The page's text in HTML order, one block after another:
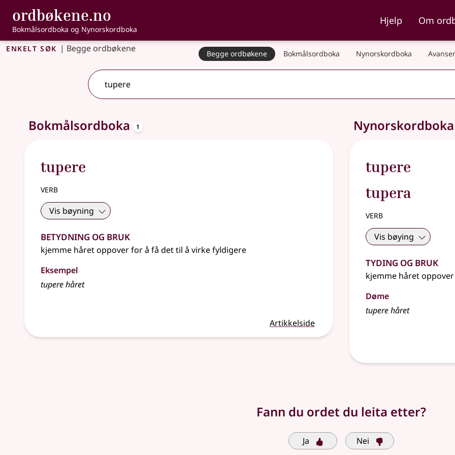
Gå til hovudinnhald
Tilgjenge
ordbøkene.no , Bokmålsordboka og Nynorskordboka
Bokmålsordboka og Nynorskordboka
Hjelp Om
Enkelt søk | Begge ordbøkene Begge ordbøkene Bokmålsordboka Nynorskordboka
Bokmålsordboka 1
tupere
verb
Vis bøyning
Betydning og bruk
kjemme håret oppover for å få det til å virke fyldigere
Eksempel
tupere håret
Artikkelside
Nynorskordboka
tupere
tupera
verb
Vis bøying
Tyding og bruk
kjemme håret
Døme
tupere håret
Fann du ordet du leita etter?
Ja Nei